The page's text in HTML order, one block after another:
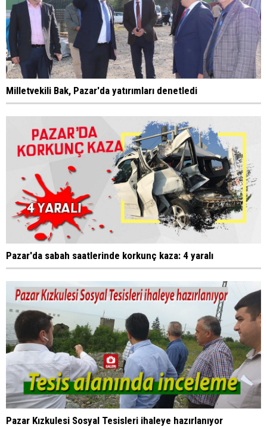
Milletvekili Bak, Pazar'da yatırımları denetledi
Pazar'da sabah saatlerinde korkunç kaza: 4 yaralı
Pazar Kızkulesi Sosyal Tesisleri ihaleye hazırlanıyor